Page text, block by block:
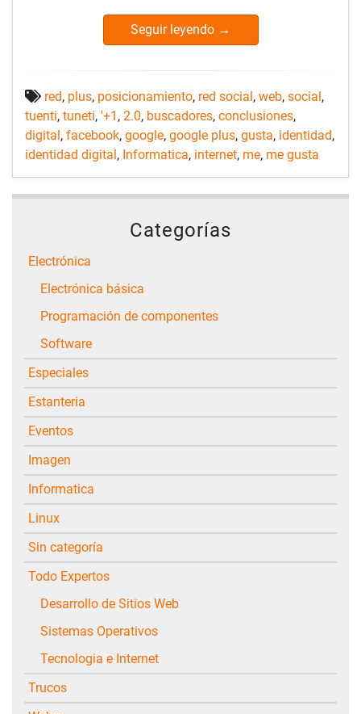
Seguir leyendo →
red, plus, posicionamiento, red social, web, social,
tuenti, tuneti, '+1 , 2.0, buscadores, conclusiones,
digital, facebook, google, google plus, gusta, identidad,
identidad digital, Informatica, internet, me, me gusta
Categorías
Electrónica
Electrónica básica
Programación de componentes
Software
Especiales
Estanteria
Eventos
Imagen
Informatica
Linux
Sin categoría
Todo Expertos
Desarrollo de Sitios Web
Sistemas Operativos
Tecnologia e Internet
Trucos